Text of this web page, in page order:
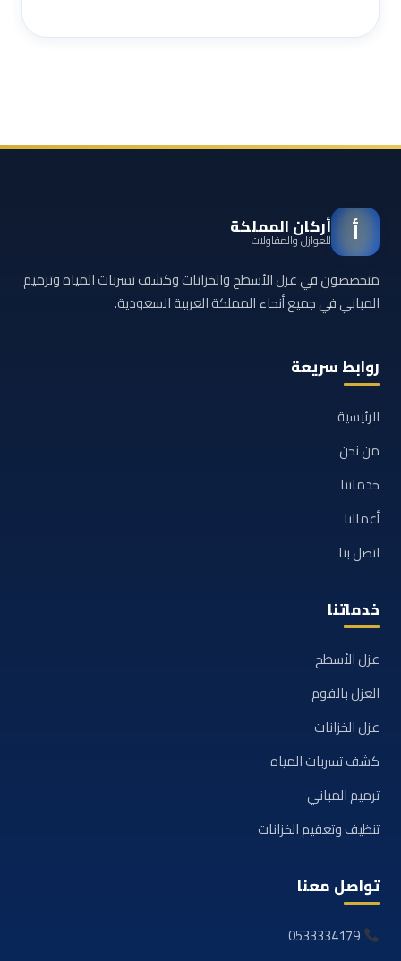
أ أركان المملكة
للعوازل والمقاولات
متخصصون في عزل الأسطح والخزانات وكشف تسربات المياه وترميم
المباني في جميع أنحاء المملكة العربية السعودية.
روابط سريعة
الرئيسية
من نحن
خدماتنا
أعمالنا
اتصل بنا
خدماتنا
عزل الأسطح
العزل بالفوم
عزل الخزانات
كشف تسربات المياه
ترميم المباني
تنظيف وتعقيم الخزانات
تواصل معنا
0533334179